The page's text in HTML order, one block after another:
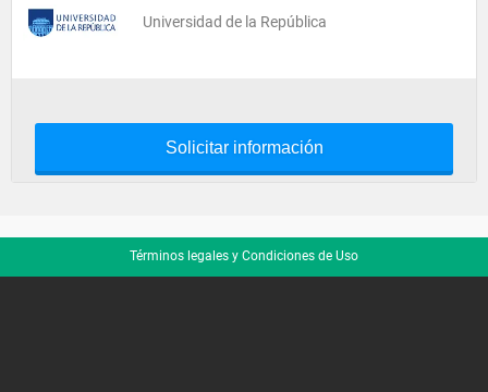
Universidad de la República
Solicitar información
Términos legales y Condiciones de Uso